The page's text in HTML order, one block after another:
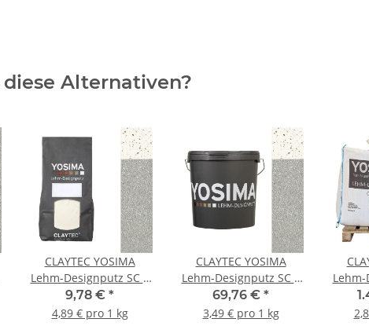
Alternativen?
CLAYTEC YOSIMA
Lehm-Designputz SC 2
RS - 2 kg Beutel
9,78 € *
4,89 € pro 1 kg
CLAYTEC YOSIMA
Lehm-Designputz SC 2
RS - 20 kg Eimer
69,76 € *
3,49 € pro 1 kg
Lehm-
RS